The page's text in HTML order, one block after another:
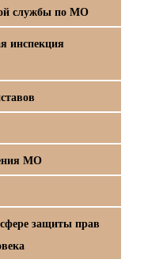
службы по МО
инспекция
МО
защиты прав